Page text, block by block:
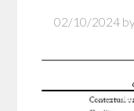
02/10/2024 by